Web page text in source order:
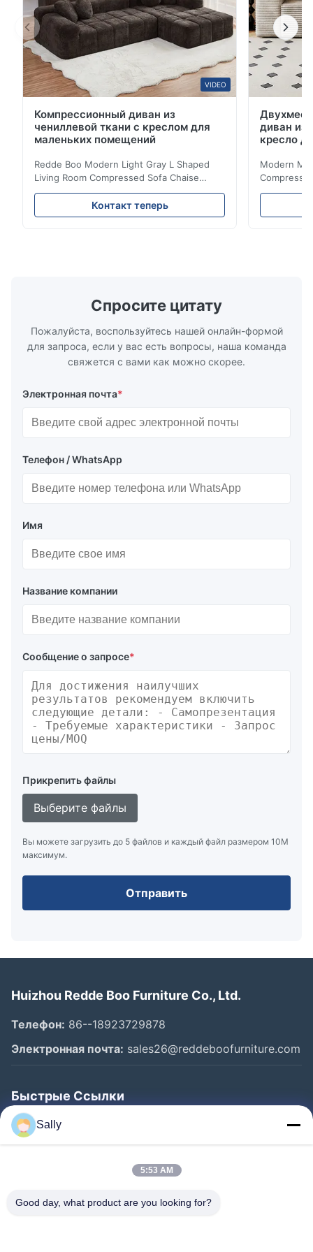
VIDEO
Компрессионный диван из
чениллевой ткани с креслом для
маленьких помещений
Redde Boo Modern Light Gray L Shaped
Living Room Compressed Sofa Chaise
Lounge Product Overview High resilience
soft sectional sofa designed for small
spaces, featuring a contemporary light gray
Контакт теперь
диван из
кресло
Modern
Room
Спросите цитату
Пожалуйста, воспользуйтесь нашей онлайн-формой
для запроса, если у вас есть вопросы, наша команда
свяжется с вами как можно скорее.
Электронная почта*
Телефон / WhatsApp
Имя
Название компании
Сообщение о запросе*
Прикрепить файлы
Выберите файлы
Вы можете загрузить до 5 файлов и каждый файл размером 10M
максимум.
Отправить
Huizhou Redde Boo Furniture Co., Ltd.
Телефон: 86--18923729878
Электронная почта: sales26@reddeboofurniture.com
Быстрые Ссылки
Главная Страница
Продукция
О Компании
Sally
5:53 AM
Good day, what product are you looking for?